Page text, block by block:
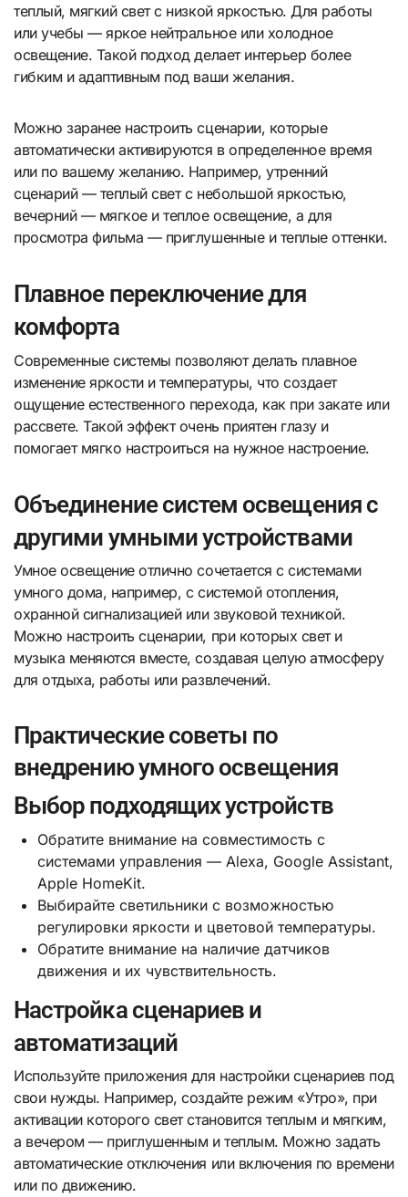
теплый, мягкий свет с низкой яркостью. Для работы
или учебы — яркое нейтральное или холодное
освещение. Такой подход делает интерьер более
гибким и адаптивным под ваши желания.
Можно заранее настроить сценарии, которые
автоматически активируются в определенное время
или по вашему желанию. Например, утренний
сценарий — теплый свет с небольшой яркостью,
вечерний — мягкое и теплое освещение, а для
просмотра фильма — приглушенные и теплые оттенки.
Плавное переключение для
комфорта
Современные системы позволяют делать плавное
изменение яркости и температуры, что создает
ощущение естественного перехода, как при закате или
рассвете. Такой эффект очень приятен глазу и
помогает мягко настроиться на нужное настроение.
Объединение систем освещения с
другими умными устройствами
Умное освещение отлично сочетается с системами
умного дома, например, с системой отопления,
охранной сигнализацией или звуковой техникой.
Можно настроить сценарии, при которых свет и
музыка меняются вместе, создавая целую атмосферу
для отдыха, работы или развлечений.
Практические советы по
внедрению умного освещения
Выбор подходящих устройств
Обратите внимание на совместимость с
системами управления — Alexa, Google Assistant,
Apple HomeKit.
Выбирайте светильники с возможностью
регулировки яркости и цветовой температуры.
Обратите внимание на наличие датчиков
движения и их чувствительность.
Настройка сценариев и
автоматизаций
Используйте приложения для настройки сценариев под
свои нужды. Например, создайте режим «Утро», при
активации которого свет становится теплым и мягким,
а вечером — приглушенным и теплым. Можно задать
автоматические отключения или включения по времени
или по движению.